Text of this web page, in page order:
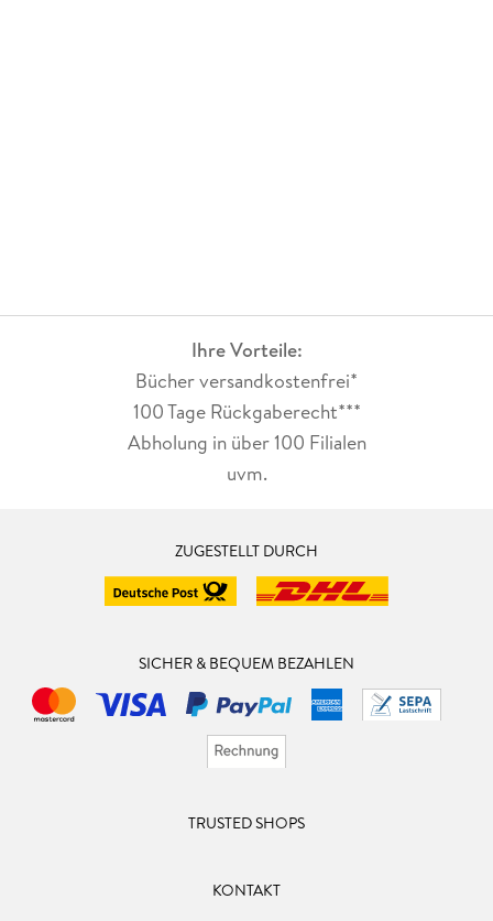
Ihre Vorteile:
Bücher versandkostenfrei*
100 Tage Rückgaberecht***
Abholung in über 100 Filialen
uvm.
ZUGESTELLT DURCH
SICHER & BEQUEM BEZAHLEN
TRUSTED SHOPS
KONTAKT